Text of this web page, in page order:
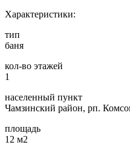
Характеристики:
тип
баня
кол-во этажей
1
населенный пункт
Чамзинский район, рп.
площадь
12 м2